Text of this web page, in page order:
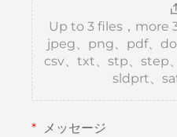
Up to 3 files，more
jpeg、png、pdf、
csv、txt、stp、step
sldprt、
メッセージ